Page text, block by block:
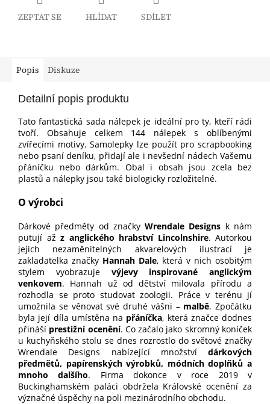
ZEPTAT SE HLÍDAT SDÍLET
Popis Diskuze
Detailní popis produktu
Tato fantastická sada nálepek je ideální pro ty, kteří rádi
tvoří. Obsahuje celkem 144 nálepek s oblíbenými
zvířecími motivy. Samolepky lze použít pro scrapbooking
nebo psaní deníku, přidají ale i nevšední nádech Vašemu
přáníčku nebo dárkům. Obal i obsah jsou zcela bez
plastů a nálepky jsou také biologicky rozložitelné.
O výrobci
Dárkové předměty od značky Wrendale Designs k nám
putují až z anglického hrabství Lincolnshire. Autorkou
jejich nezaměnitelných akvarelových ilustrací je
zakladatelka značky Hannah Dale, která v nich osobitým
stylem vyobrazuje
výjevy inspirované anglickým
venkovem. Hannah už od dětství milovala přírodu a
rozhodla se proto studovat zoologii. Práce v terénu jí
umožnila se věnovat své druhé vášni – malbě. Zpočátku
byla její díla umístěna na přáníčka, která značce dodnes
přináší prestižní ocenění. Co začalo jako skromný koníček
u kuchyňského stolu se dnes rozrostlo do světové značky
Wrendale Designs nabízející množství
dárkových
předmětů, papírenských výrobků, módních doplňků a
mnoho dalšího. Firma dokonce v roce 2019 v
Buckinghamském paláci obdržela Královské ocenění za
význačné úspěchy na poli mezinárodního obchodu.